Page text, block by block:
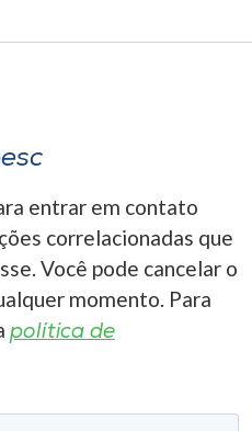
entrar em contato
correlacionadas que
Você pode cancelar o
momento. Para
política de